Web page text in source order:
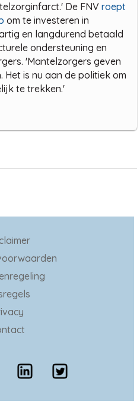
De FNV roept
om te investeren in
en langdurend betaald
ondersteuning en
'Mantelzorgers geven
Het is nu aan de politiek om
te trekken.'